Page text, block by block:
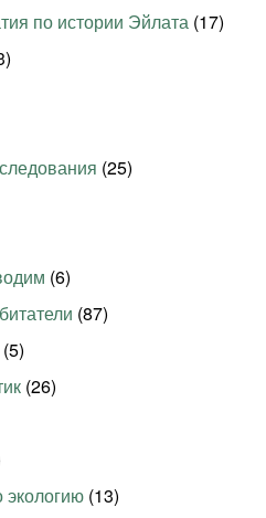
по истории Эйлата (17)
(25)
(6)
(87)
(5)
(26)
(13)